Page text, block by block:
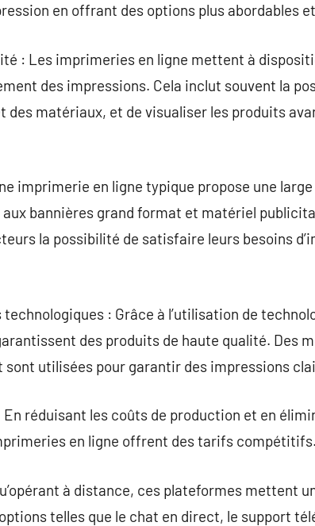
en offrant des options plus abordables
: Les imprimeries en ligne mettent à
des impressions. Cela inclut souvent la
des matériaux, et de visualiser les produits
imprimerie en ligne typique propose une
bannières grand format et matériel
la possibilité de satisfaire leurs besoins
: Grâce à l’utilisation de
des produits de haute qualité. Des
sont utilisées pour garantir des impressions
réduisant les coûts de production et en
en ligne offrent des tarifs compétitifs.
à distance, ces plateformes mettent
telles que le chat en direct, le support